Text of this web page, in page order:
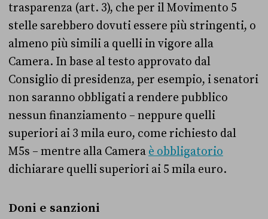
trasparenza (art. 3), che per il Movimento 5
stelle sarebbero dovuti essere più stringenti, o
almeno più simili a quelli in vigore alla
Camera. In base al testo approvato dal
Consiglio di presidenza, per esempio, i senatori
non saranno obbligati a rendere pubblico
nessun finanziamento – neppure quelli
superiori ai 3 mila euro, come richiesto dal
M5s – mentre alla Camera è obbligatorio
dichiarare quelli superiori ai 5 mila euro.
Doni e sanzioni